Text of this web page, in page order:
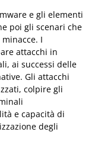
e gli elementi
poi gli scenari che
I
attacchi in
ai successi delle
Gli attacchi
colpire gli
e capacità di
degli